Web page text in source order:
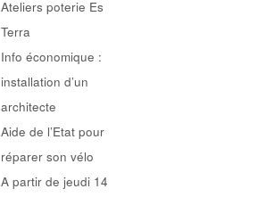
Ateliers poterie Es
Terra
Info économique :
installation d’un
architecte
Aide de l’Etat pour
réparer son vélo
A partir de jeudi 14